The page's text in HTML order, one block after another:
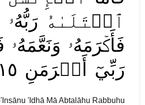
ٱبۡتَلَىٰهُ رَبُّهُۥ
فَأَكۡرَمَهُۥ وَنَعَّمَهُۥ
رَبِّيٓ
أَكۡرَمَنِ ١٥
'Idhā Mā Abtalāhu Rabbuhu